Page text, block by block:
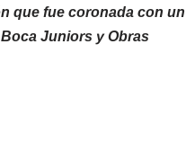
que fue coronada con un
Juniors y Obras